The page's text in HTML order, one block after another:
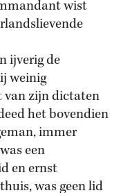
wist
ijverig de
weinig
van zijn dictaten
het bovendien
immer
een
en ernst
was geen lid